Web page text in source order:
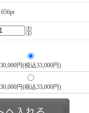
30,000円(税込33,000円)
30,000円(税込33,000円)